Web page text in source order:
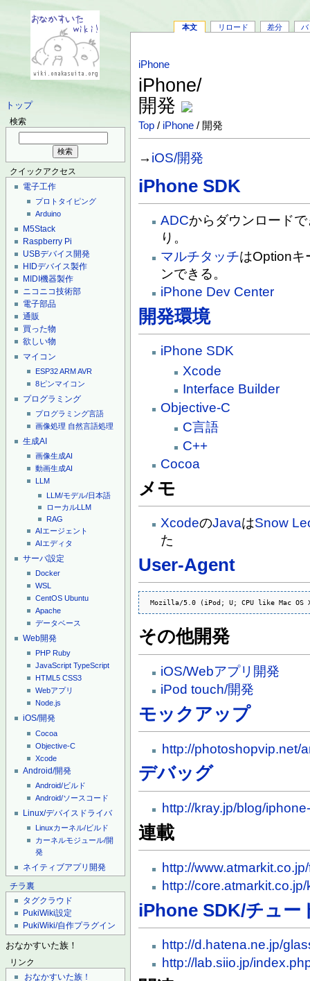
トップ
検索
クイックアクセス
電子工作
プロトタイピング
Arduino
M5Stack
Raspberry Pi
USBデバイス開発
HIDデバイス製作
MIDI機器製作
ニコニコ技術部
電子部品
通販
買った物
欲しい物
マイコン
ESP32ARMAVR
8ピンマイコン
プログラミング
プログラミング言語
画像処理 自然言語処理
生成AI
画像生成AI
動画生成AI
LLM
LLM/モデル/日本語
ローカルLLM
RAG
AIエージェント
AIエディタ
サーバ設定
Docker
WSL
CentOS Ubuntu
Apache
データベース
Web開発
PHP Ruby
JavaScript TypeScript
HTML5 CSS3
Webアプリ
Node.js
iOS/開発
Cocoa
Objective-C
Xcode
Android/開発
Android/ビルド
Android/ソースコード
Linux/デバイスドライバ
Linuxカーネル/ビルド
カーネルモジュール/開
発
ネイティブアプリ開発
チラ裏
タグクラウド
PukiWiki設定
PukiWiki/自作プラグイン
おなかすいた族！
リンク
おなかすいた族！
本文 リロード 差分 バ
iPhone
iPhone/
開発
Top / iPhone / 開発
→ iOS/開発
iPhone SDK
ADCからダウンロード
り。
マルチタッチはOptionキ
ンできる。
iPhone Dev Center
開発環境
iPhone SDK
Xcode
Interface Builder
Objective-C
C言語
C++
Cocoa
メモ
XcodeのJavaはSnow
た
User-Agent
Mozilla/5.0 (iPod; U; CPU like Mac OS
その他開発
iOS/Webアプリ開発
iPod touch/開発
モックアップ
http://photoshopvip.net/
デバッグ
http://kray.jp/blog/
連載
http://
http://
iPhone SDK/チュー
http://d.hatena.ne.jp/
http://lab.siio.jp/